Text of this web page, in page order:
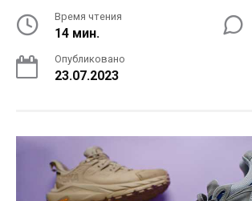
Время чтения
14 мин.
Опубликовано
23.07.2023